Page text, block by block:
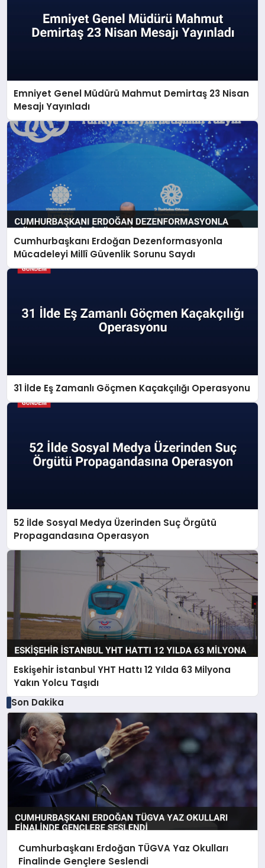
Emniyet Genel Müdürü Mahmut Demirtaş 23 Nisan
Mesajı Yayınladı
Cumhurbaşkanı Erdoğan Dezenformasyonla
Mücadeleyi Millî Güvenlik Sorunu Saydı
31 İlde Eş Zamanlı Göçmen Kaçakçılığı Operasyonu
52 İlde Sosyal Medya Üzerinden Suç Örgütü
Propagandasına Operasyon
Eskişehir İstanbul YHT Hattı 12 Yılda 63 Milyona
Yakın Yolcu Taşıdı
Son Dakika
Cumhurbaşkanı Erdoğan TÜGVA Yaz Okulları
Finalinde Gençlere Seslendi